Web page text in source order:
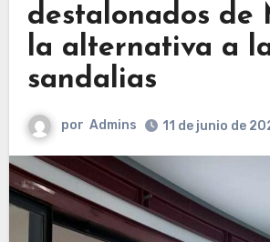
destalonados de
la alternativa a
sandalias
por Admins 11 de junio de